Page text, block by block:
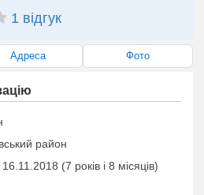
1 відгук
Адреса Фото
район
16.11.2018 (7 років i 8 місяців)